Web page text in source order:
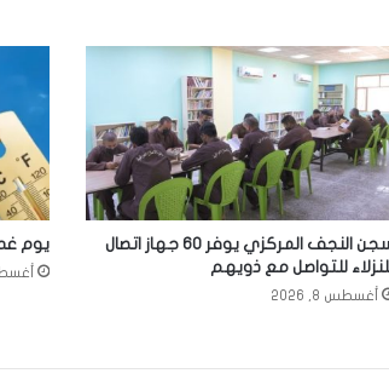
سجن النجف المركزي يوفر 60 جهاز اتصال
للتواصل مع ذويهم
أغسطس 8, 2026
يوم غد.. 3 محافظات تسجل 50
أغسطس